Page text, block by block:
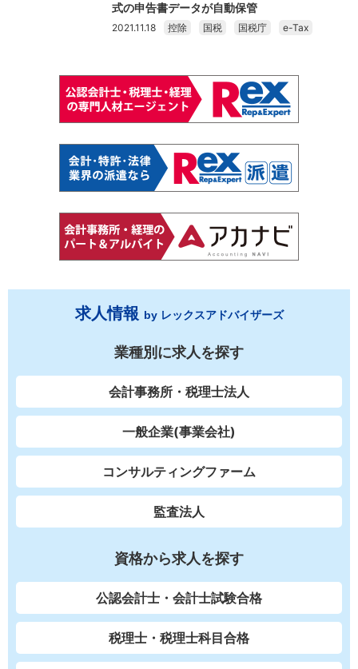
式の申告書データが自動保管
2021.11.18 控除 国税 国税庁 e-Tax
求人情報 by レックスアドバイザーズ
業種別に求人を探す
会計事務所・税理士法人
一般企業(事業会社)
コンサルティングファーム
監査法人
資格から求人を探す
公認会計士・会計士試験合格
税理士・税理士科目合格